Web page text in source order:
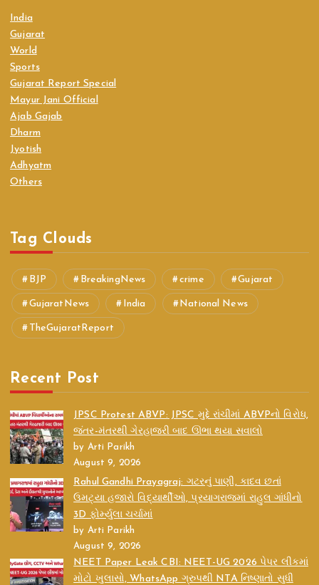
India
Gujarat
World
Sports
Gujarat Report Special
Mayur Jani Official
Ajab Gajab
Dharm
Jyotish
Adhyatm
Others
Tag Clouds
BJP BreakingNews crime Gujarat
GujaratNews India National News
TheGujaratReport
Recent Post
JPSC Protest ABVP: JPSC મુદ્દે રાંચીમાં ABVPનો વિરોધ,
જંતર-મંતરથી ગેરહાજરી બાદ ઊભા થયા સવાલો
by Arti Parikh
August 9, 2026
Rahul Gandhi Prayagraj: ગટરનું પાણી, કાદવ છતાં
ઉમટ્યા હજારો વિદ્યાર્થીઓ, પ્રયાગરાજમાં રાહુલ ગાંધીનો
3D ફોર્મ્યુલા ચર્ચામાં
by Arti Parikh
August 9, 2026
NEET Paper Leak CBI: NEET-UG 2026 પેપર લીકમાં
મોટો ખુલાસો, WhatsApp ગ્રુપથી NTA નિષ્ણાતો સુધી